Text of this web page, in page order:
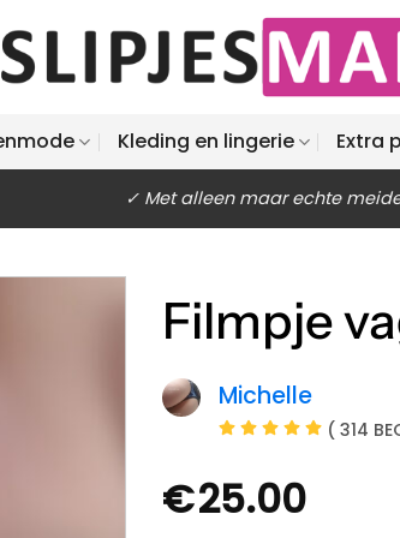
Kleding en lingerie Extra
✓ Met alleen maar echte
Filmpje
Michelle
( 314
€25.00